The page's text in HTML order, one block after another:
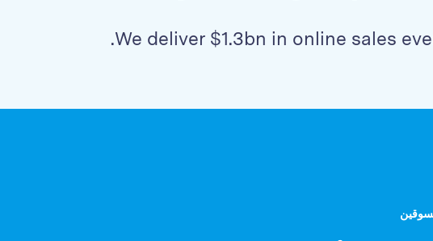
We deliver $1.3bn in online sales